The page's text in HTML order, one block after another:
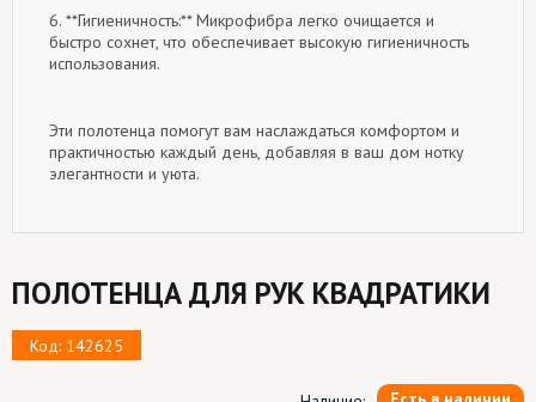
6. **Гигиеничность:** Микрофибра легко очищается и
быстро сохнет, что обеспечивает высокую гигиеничность
использования.
Эти полотенца помогут вам наслаждаться комфортом и
практичностью каждый день, добавляя в ваш дом нотку
элегантности и уюта.
ПОЛОТЕНЦА ДЛЯ РУК КВАДРАТИКИ
Код: 142625